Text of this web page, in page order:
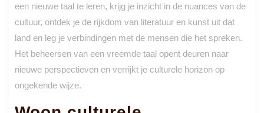
een nieuwe taal te leren, krijg je inzicht in de nuances van de
cultuur, ontdek je de rijkdom van literatuur en kunst uit dat
land en leg je verbindingen met de mensen die het spreken.
Het beheersen van een vreemde taal opent deuren naar
nieuwe perspectieven en verrijkt je culturele horizon op
ongekende wijze.